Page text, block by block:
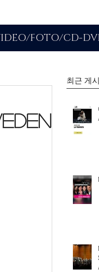
FOTO/CD-
최근 게